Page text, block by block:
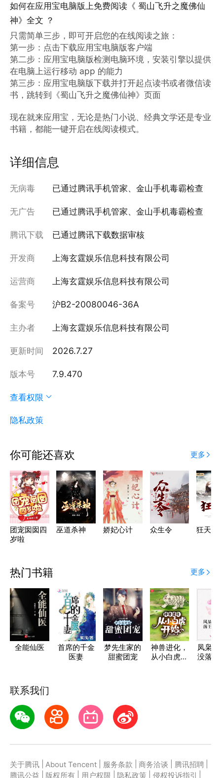
如何在应用宝电脑版上免费阅读《 蜀山飞升之魔佛仙
神》全文 ？
只需简单三步，即可开启您的在线阅读之旅：
第一步：点击下载应用宝电脑版客户端
第二步：应用宝电脑版检测电脑环境，安装引擎以提供
在电脑上运行移动 app 的能力
第三步：应用宝电脑版下载并打开起点读书或者微信读
书，跳转到《蜀山飞升之魔佛仙神》页面
现在就来应用宝，无论是热门小说、经典文学还是专业
书籍，都能一键开启在线阅读模式。
详细信息
无病毒 已通过腾讯手机管家、金山手机毒霸检查
无广告 已通过腾讯手机管家、金山手机毒霸检查
腾讯下载 已通过腾讯下载数据审核
开发商 上海玄霆娱乐信息科技有限公司
运营商 上海玄霆娱乐信息科技有限公司
备案号 沪B2-20080046-36A
主办者 上海玄霆娱乐信息科技有限公司
更新时间 2026.7.27
版本号 7.9.470
查看权限
隐私政策
你可能还喜欢 更多
团宠囡囡四
岁啦
巫道杀神 娇妃心计 众生令 狂天神
热门书籍 更多
全能仙医
首席的千金
医妻
梦先生家的
甜蜜团宠
神兽进化，
从小白虎开
凤枭
没落
联系我们
关于腾讯 About Tencent 服务条款 商务洽谈 腾讯招聘
腾讯公益
版权所有 用户权限 隐私政策 侵权投诉指引